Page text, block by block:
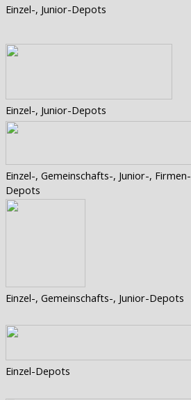
Einzel-, Junior-Depots
Einzel-, Junior-Depots
Einzel-, Gemeinschafts-, Junior-, Firmen-
Depots
Einzel-, Gemeinschafts-, Junior-Depots
Einzel-Depots